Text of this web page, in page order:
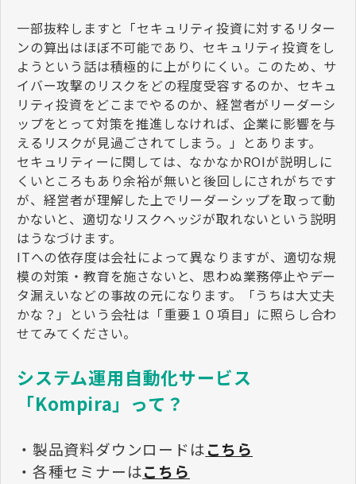
一部抜粋しますと「セキュリティ投資に対するリター
ンの算出はほぼ不可能であり、セキュリティ投資をし
ようという話は積極的に上がりにくい。このため、サ
イバー攻撃のリスクをどの程度受容するのか、セキュ
リティ投資をどこまでやるのか、経営者がリーダーシ
ップをとって対策を推進しなければ、企業に影響を与
えるリスクが見過ごされてしまう。」とあります。
セキュリティーに関しては、なかなかROIが説明しに
くいところもあり余裕が無いと後回しにされがちです
が、経営者が理解した上でリーダーシップを取って動
かないと、適切なリスクヘッジが取れないという説明
はうなづけます。
ITへの依存度は会社によって異なりますが、適切な規
模の対策・教育を施さないと、思わぬ業務停止やデー
タ漏えいなどの事故の元になります。「うちは大丈夫
かな？」という会社は「重要１０項目」に照らし合わ
せてみてください。
システム運用自動化サービス
「Kompira」って？
・製品資料ダウンロードはこちら
・各種セミナーはこちら